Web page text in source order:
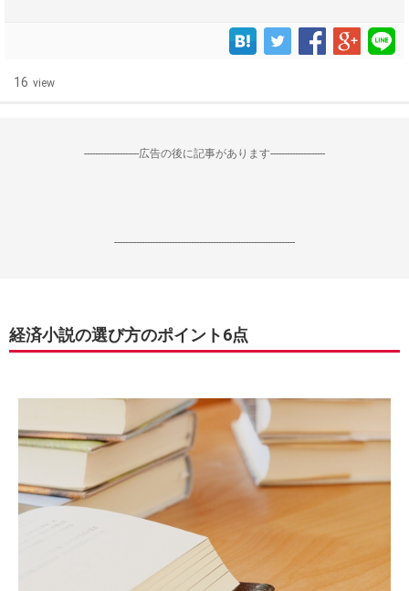
16 view
--------------------広告の後に記事があります--------------------
------------------------------------------------------------------
経済小説の選び方のポイント6点